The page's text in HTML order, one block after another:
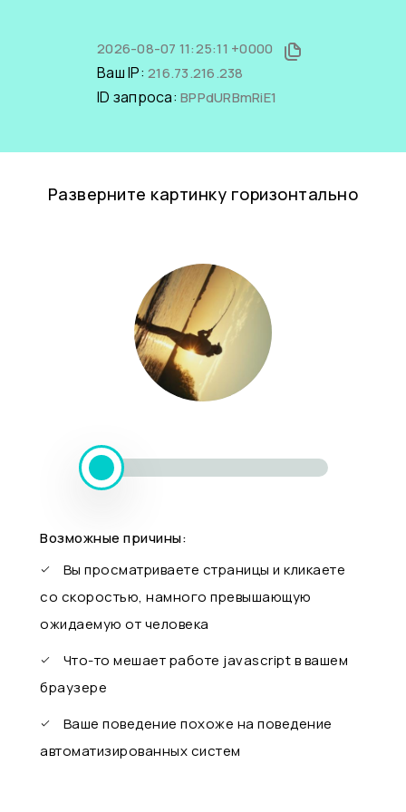
2026-08-07 11:25:11 +0000
Ваш IP: 216.73.216.238
ID запроса: BPPdURBmRiE1
Разверните картинку горизонтально
Возможные причины:
Вы просматриваете страницы и кликаете
со скоростью, намного превышающую
ожидаемую от человека
Что-то мешает работе javascript в вашем
браузере
Ваше поведение похоже на поведение
автоматизированных систем